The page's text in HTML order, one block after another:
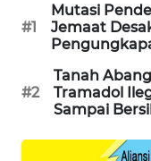
#1
Mutasi
Jemaat
#2
Tanah
Tramadol
Sampai
WAHANA
TRAVEL
WAHANA
TV
WAHANANEWS